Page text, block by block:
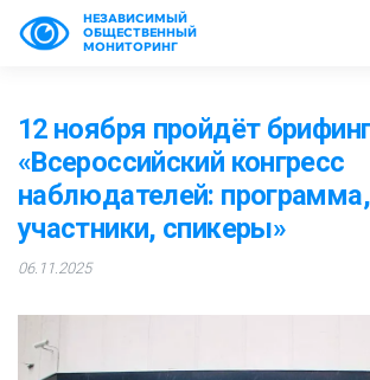
НЕЗАВИСИМЫЙ
ОБЩЕСТВЕННЫЙ
МОНИТОРИНГ
12 ноября пройдёт
«Всероссийский конгресс
наблюдателей: программа,
участники, спикеры»
06.11.2025